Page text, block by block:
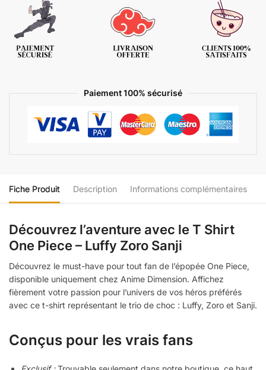
Paiement 100% sécurisé
Fiche Produit Description Informations complémentaires
Découvrez l’aventure avec le T Shirt
One Piece – Luffy Zoro Sanji
Découvrez le must-have pour tout fan de l’épopée One Piece,
disponible uniquement chez Anime Dimension. Affichez
fièrement votre passion pour l’univers de vos héros préférés
avec ce t-shirt représentant le trio de choc : Luffy, Zoro et Sanji.
Conçus pour les vrais fans